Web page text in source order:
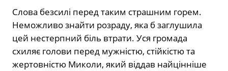
Слова безсилі перед таким страшним горем.
Неможливо знайти розраду, яка б заглушила
цей нестерпний біль втрати. Уся громада
схиляє голови перед мужністю, стійкістю та
жертовністю Миколи, який віддав найцінніше